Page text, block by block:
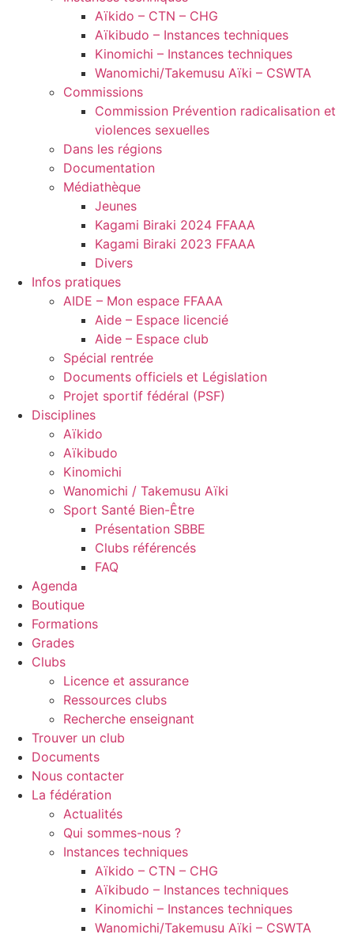
Aïkido – CTN – CHG
Aïkibudo – Instances techniques
Kinomichi – Instances techniques
Wanomichi/Takemusu Aïki – CSWTA
Commissions
Commission Prévention radicalisation et
violences sexuelles
Dans les régions
Documentation
Médiathèque
Jeunes
Kagami Biraki 2024 FFAAA
Kagami Biraki 2023 FFAAA
Divers
Infos pratiques
AIDE – Mon espace FFAAA
Aide – Espace licencié
Aide – Espace club
Spécial rentrée
Documents officiels et Législation
Projet sportif fédéral (PSF)
Disciplines
Aïkido
Aïkibudo
Kinomichi
Wanomichi / Takemusu Aïki
Sport Santé Bien-Être
Présentation SBBE
Clubs référencés
FAQ
Agenda
Boutique
Formations
Grades
Clubs
Licence et assurance
Ressources clubs
Recherche enseignant
Trouver un club
Documents
Nous contacter
La fédération
Actualités
Qui sommes-nous ?
Instances techniques
Aïkido – CTN – CHG
Aïkibudo – Instances techniques
Kinomichi – Instances techniques
Wanomichi/Takemusu Aïki – CSWTA